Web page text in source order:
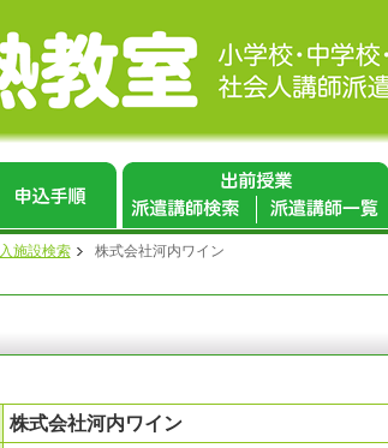
施設検索 株式会社河内ワイン
株式会社河内ワイン